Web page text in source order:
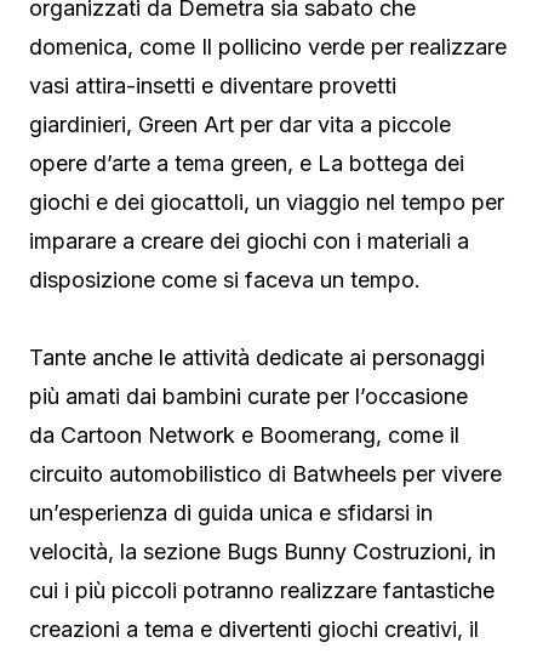
organizzati da Demetra sia sabato che
domenica, come Il pollicino verde per realizzare
vasi attira-insetti e diventare provetti
giardinieri, Green Art per dar vita a piccole
opere d’arte a tema green, e La bottega dei
giochi e dei giocattoli, un viaggio nel tempo per
imparare a creare dei giochi con i materiali a
disposizione come si faceva un tempo.
Tante anche le attività dedicate ai personaggi
più amati dai bambini curate per l’occasione
da Cartoon Network e Boomerang, come il
circuito automobilistico di Batwheels per vivere
un’esperienza di guida unica e sfidarsi in
velocità, la sezione Bugs Bunny Costruzioni, in
cui i più piccoli potranno realizzare fantastiche
creazioni a tema e divertenti giochi creativi, il